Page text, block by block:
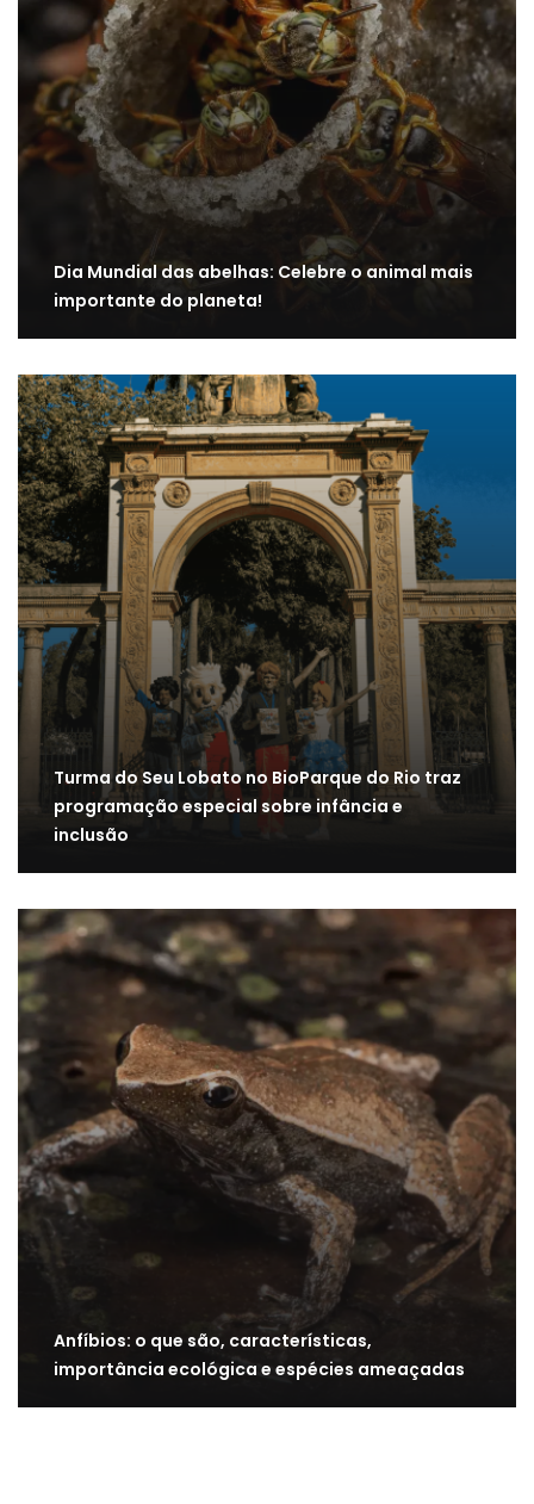
Dia Mundial das abelhas: Celebre o animal mais
importante do planeta!
Turma do Seu Lobato no BioParque do Rio traz
programação especial sobre infância e
inclusão
Anfíbios: o que são, características,
importância ecológica e espécies ameaçadas